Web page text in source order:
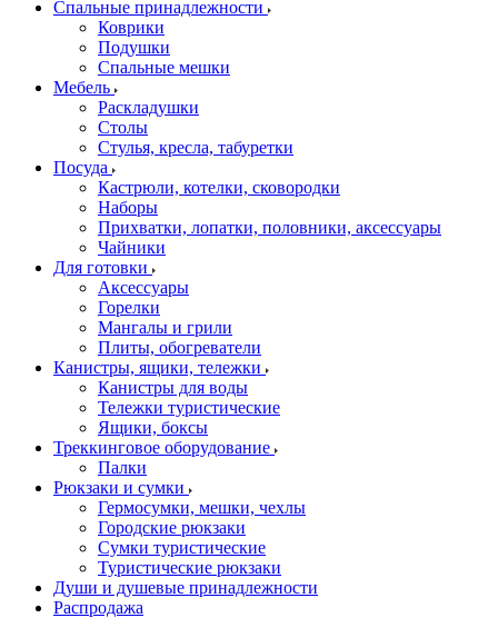
Спальные принадлежности
Коврики
Подушки
Спальные мешки
Мебель
Раскладушки
Столы
Стулья, кресла, табуретки
Посуда
Кастрюли, котелки, сковородки
Наборы
Прихватки, лопатки, половники, аксессуары
Чайники
Для готовки
Аксессуары
Горелки
Мангалы и грили
Плиты, обогреватели
Канистры, ящики, тележки
Канистры для воды
Тележки туристические
Ящики, боксы
Треккинговое оборудование
Палки
Рюкзаки и сумки
Гермосумки, мешки, чехлы
Городские рюкзаки
Сумки туристические
Туристические рюкзаки
Души и душевые принадлежности
Распродажа